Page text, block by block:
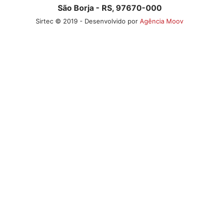
São Borja - RS, 97670-000
Sirtec © 2019 - Desenvolvido por Agência Moov